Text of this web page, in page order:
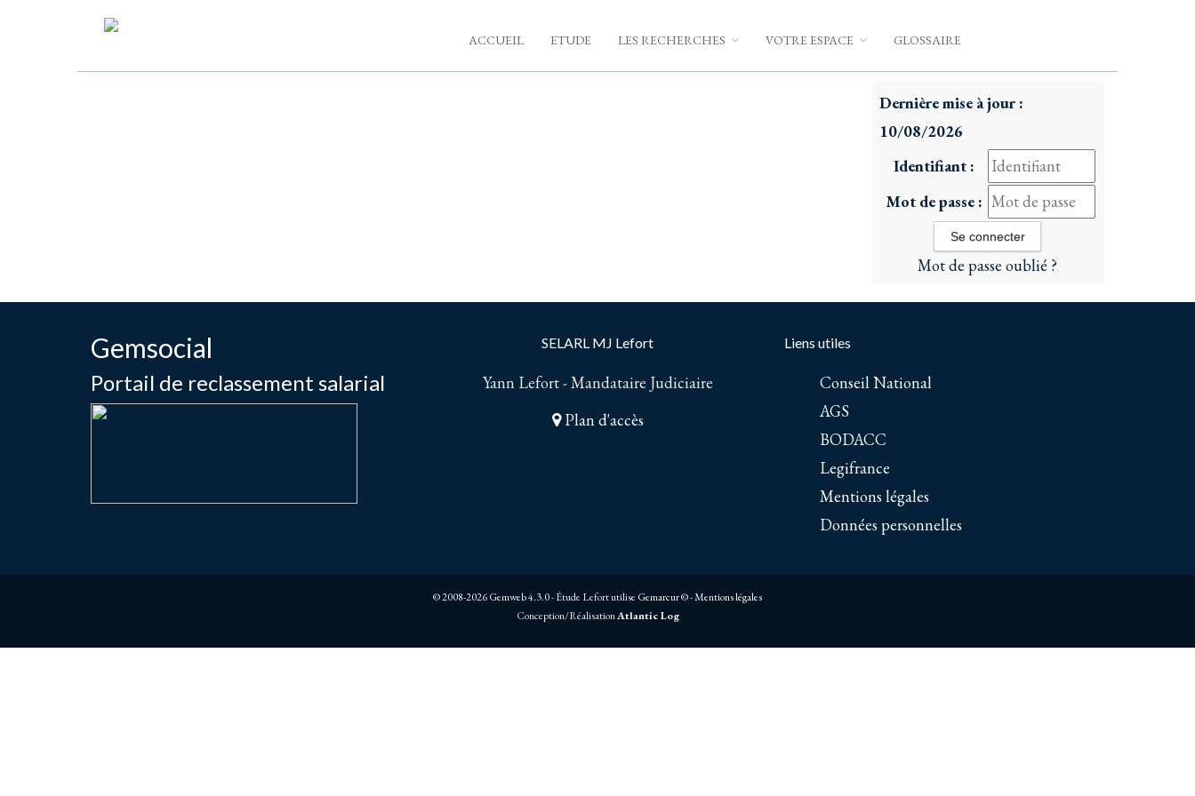
ACCUEIL ETUDE LES RECHERCHES VOTRE ESPACE GLOSSAIRE
Dernière mise à jour :
10/08/2026
Identifiant :
Mot de passe :
Mot de passe oublié ?
Gemsocial
Portail de reclassement salarial
SELARL MJ Lefort
Yann Lefort - Mandataire Judiciaire
Plan d'accès
Liens utiles
Conseil National
AGS
BODACC
Legifrance
Mentions légales
Données personnelles
© 2008-2026 Gemweb 4.3.0- Étude Lefort utilise Gemarcur ©-Mentions légales
Conception/RéalisationAtlantic Log